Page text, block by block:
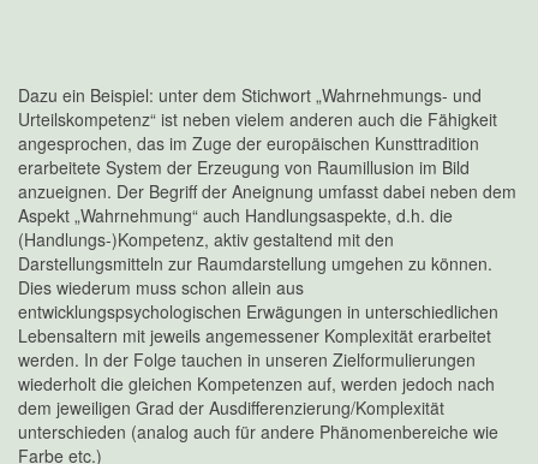
Dazu ein Beispiel: unter dem Stichwort „Wahrnehmungs- und
Urteilskompetenz“ ist neben vielem anderen auch die Fähigkeit
angesprochen, das im Zuge der europäischen Kunsttradition
erarbeitete System der Erzeugung von Raumillusion im Bild
anzueignen. Der Begriff der Aneignung umfasst dabei neben dem
Aspekt „Wahrnehmung“ auch Handlungsaspekte, d.h. die
(Handlungs-)Kompetenz, aktiv gestaltend mit den
Darstellungsmitteln zur Raumdarstellung umgehen zu können.
Dies wiederum muss schon allein aus
entwicklungspsychologischen Erwägungen in unterschiedlichen
Lebensaltern mit jeweils angemessener Komplexität erarbeitet
werden. In der Folge tauchen in unseren Zielformulierungen
wiederholt die gleichen Kompetenzen auf, werden jedoch nach
dem jeweiligen Grad der Ausdifferenzierung/Komplexität
unterschieden (analog auch für andere Phänomenbereiche wie
Farbe etc.)